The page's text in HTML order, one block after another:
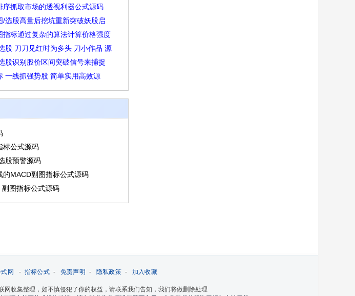
抓取市场的透视利器公式源码
选股高量后挖坑重新突破妖股启
标通过复杂的算法计算价格强度
升信号源码
股 刀刀见红时为多头 刀小作品 源
股识别股价区间突破信号来捕捉
一线抓强势股 简单实用高效源
标公式源码
股预警源码
MACD副图指标公式源码
图指标公式源码
网 - 指标公式- 免责声明 - 隐私政策- 加入收藏
网收集整理，如不慎侵犯了你的权益，请联系我们告知，我们将做删除处理